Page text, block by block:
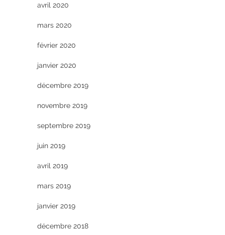
avril 2020
mars 2020
février 2020
janvier 2020
décembre 2019
novembre 2019
septembre 2019
juin 2019
avril 2019
mars 2019
janvier 2019
décembre 2018